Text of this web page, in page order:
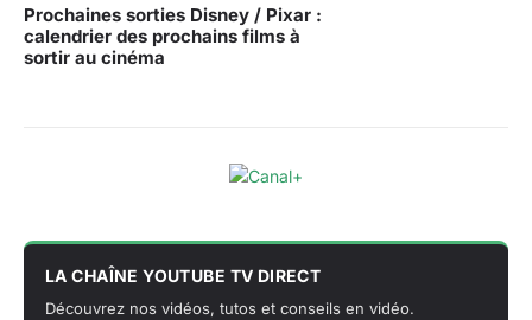
Prochaines sorties Disney / Pixar :
calendrier des prochains films à
sortir au cinéma
LA CHAÎNE YOUTUBE TV DIRECT
Découvrez nos vidéos, tutos et conseils en vidéo.